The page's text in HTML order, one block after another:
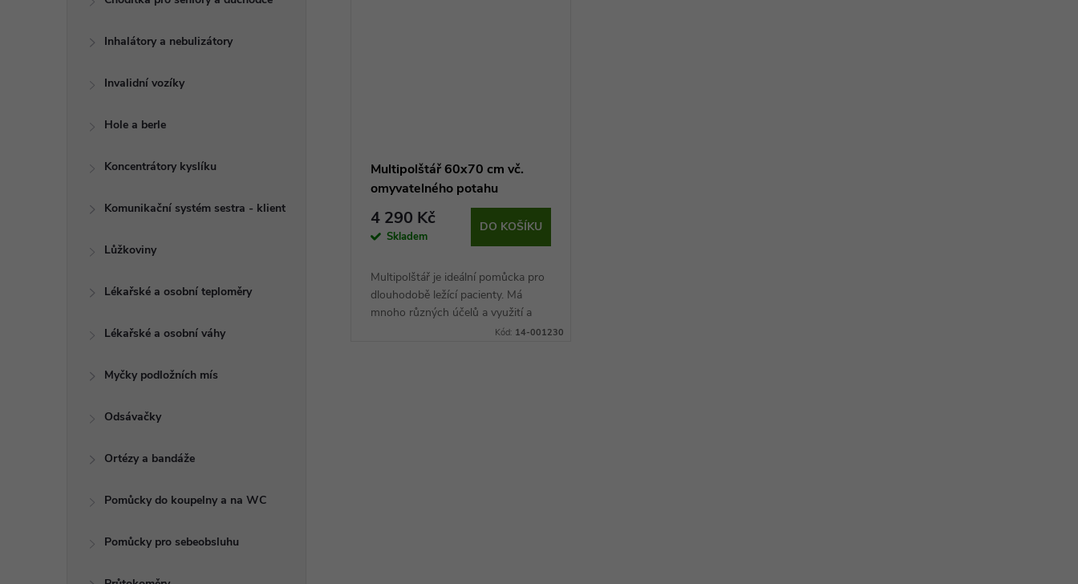
Inhalátory a nebulizátory
Invalidní vozíky
Hole a berle
Koncentrátory kyslíku
Komunikační systém sestra - klient
Lůžkoviny
Lékařské a osobní teploměry
Lékařské a osobní váhy
Myčky podložních mís
Odsávačky
Ortézy a bandáže
Pomůcky do koupelny a na WC
Pomůcky pro sebeobsluhu
Multipolštář 60x70 cm vč.
omyvatelného potahu
4 290 Kč
Skladem
DO KOŠÍKU
Multipolštář je ideální pomůcka pro
dlouhodobě ležící pacienty. Má
mnoho různých účelů a využití a
pomáhá s prevencí proleženin. Je
Kód: 14-001230